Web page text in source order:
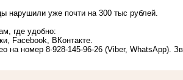
нарушили уже почти на 300 тыс рублей.
где удобно:
Facebook ВКонтакте
на номер 8-928-145-96-26 (Viber, WhatsApp).